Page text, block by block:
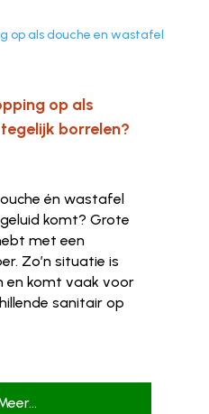
op als
borrelen?
én wastafel
komt? Grote
met een
Zo’n situatie is
en komt vaak voor
sanitair op